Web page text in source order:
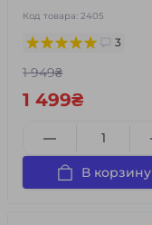
Код товара: 2405
3
1 949₴
1 499₴
В корзину